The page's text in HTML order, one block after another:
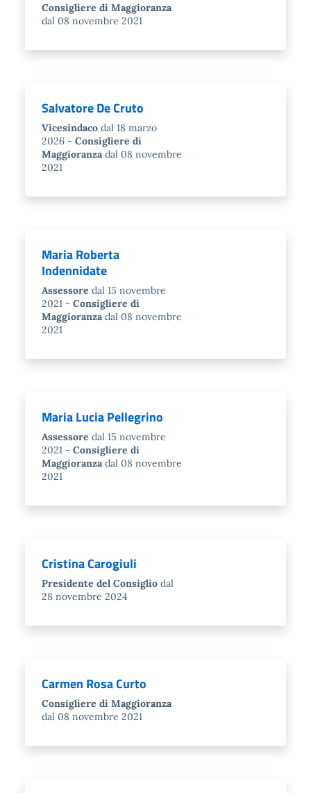
Consigliere di Maggioranza
dal 08 novembre 2021
Salvatore De Cruto
Vicesindaco dal 18 marzo
2026
Consigliere di
Maggioranza dal 08 novembre
2021
Maria Roberta
Indennidate
Assessore dal 15 novembre
2021
Consigliere di
Maggioranza dal 08 novembre
2021
Maria Lucia Pellegrino
Assessore dal 15 novembre
2021
Consigliere di
Maggioranza dal 08 novembre
2021
Cristina Carogiuli
Presidente del Consiglio dal
28 novembre 2024
Carmen Rosa Curto
Consigliere di Maggioranza
dal 08 novembre 2021